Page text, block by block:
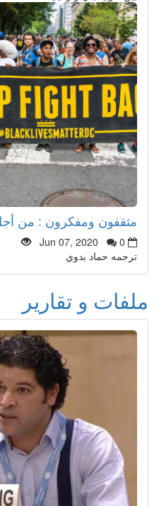
مثقفون ومفكرون : من
Jun 07, 2020
0
ترجمه حماد بدوي
ملفات و تقارير